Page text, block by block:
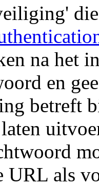
na het
en
betreft
URL als